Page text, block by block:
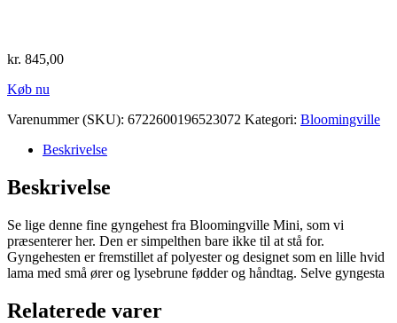
kr. 845,00
Køb nu
Varenummer (SKU): 6722600196523072 Kategori: Bloomingville
Beskrivelse
Beskrivelse
Se lige denne fine gyngehest fra Bloomingville Mini, som vi
præsenterer her. Den er simpelthen bare ikke til at stå for.
Gyngehesten er fremstillet af polyester og designet som en lille hvid
lama med små ører og lysebrune fødder og håndtag. Selve gyngesta
Relaterede varer